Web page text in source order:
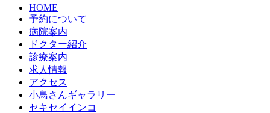
HOME
予約について
病院案内
ドクター紹介
診療案内
求人情報
アクセス
小鳥さんギャラリー
セキセイインコ